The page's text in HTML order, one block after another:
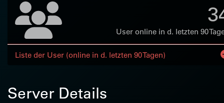
User online in d. letzten 90
Liste der User (online in d. letzten 90 Tagen)
Server Details